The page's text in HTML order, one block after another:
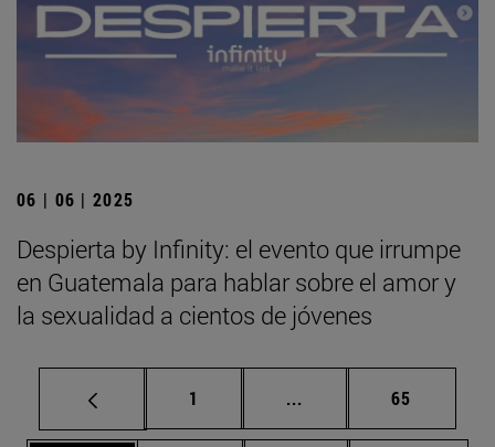
06 | 06 | 2025
Despierta by Infinity: el evento que irrumpe
en Guatemala para hablar sobre el amor y
la sexualidad a cientos de jóvenes
Página
1 ... Páginas intermedias
Página
65